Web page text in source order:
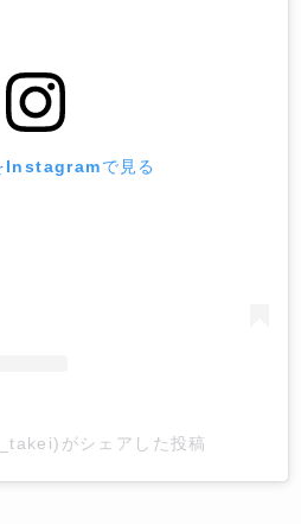
Instagramで見る
がシェアした投稿